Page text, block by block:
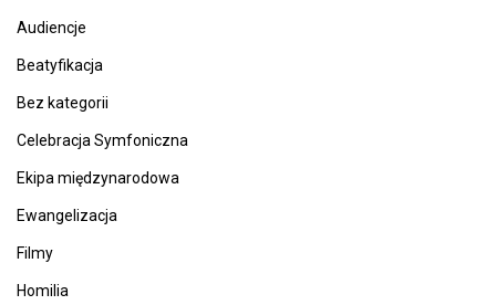
Audiencje
Beatyfikacja
Bez kategorii
Celebracja Symfoniczna
Ekipa międzynarodowa
Ewangelizacja
Filmy
Homilia